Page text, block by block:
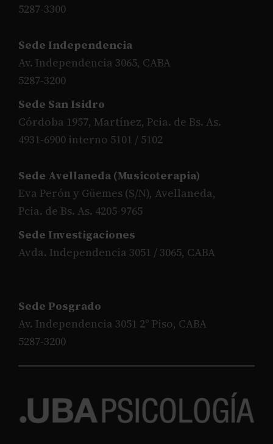
5287-3300
Sede Independencia
Av. Independencia 3065, CABA
5287-3200
Sede San Isidro
Córdoba 1957, Martínez, Pcia. de Bs. As.
4931-6900 interno 5101 / 5102
Sede Avellaneda (Musicoterapia)
Eva Perón y Güemes (S/N), Avellaneda,
Pcia. de Bs. As. 4205-9765
Sede Investigaciones
Avda. Independencia 3051 / 3065, CABA
Sede Posgrado
Av. Independencia 3051 2° Piso, CABA
5287-3200